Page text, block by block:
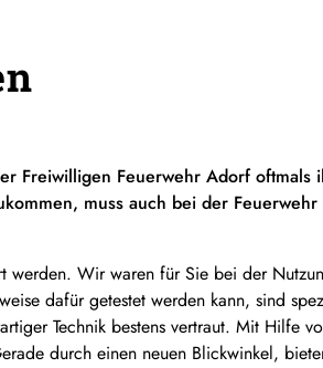
Freiwilligen Feuerwehr Adorf oftmals
muss auch bei der Feuerwehr
werden. Wir waren für Sie bei der
dafür getestet werden kann, sind
Technik bestens vertraut. Mit Hilfe
durch einen neuen Blickwinkel,